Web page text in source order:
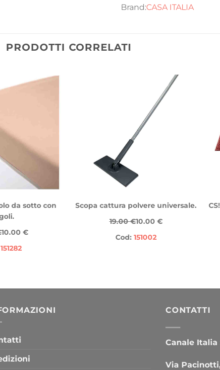
CASA ITALIA
PRODOTTI CORRELATI
da sotto con
10.00 €
151282
Scopa cattura polvere universale.
19.00 €10.00 €
Cod: 151002
CONTATTI
Canale Italia
Via